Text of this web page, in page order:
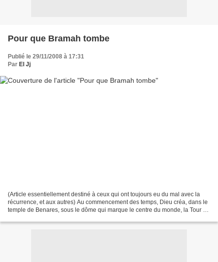
Pour que Bramah tombe
Publié le 29/11/2008 à 17:31
Par El Jj
(Article essentiellement destiné à ceux qui ont toujours eu du mal avec la
récurrence, et aux autres) Au commencement des temps, Dieu créa, dans le
temple de Benares, sous le dôme qui marque le centre du monde, la Tour de